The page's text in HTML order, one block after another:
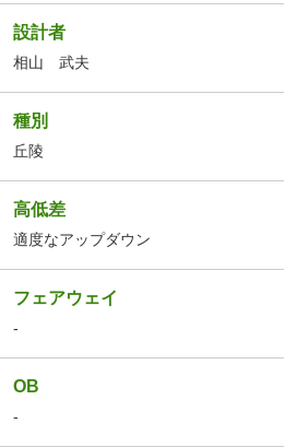
設計者
相山 武夫
種別
丘陵
高低差
適度なアップダウン
フェアウェイ
-
OB
-